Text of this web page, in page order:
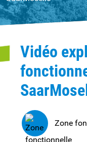
Vidéo
Zone